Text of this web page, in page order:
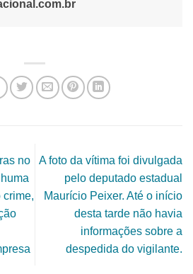
no
crime,
A foto da vítima foi divulgada
pelo deputado estadual
Maurício Peixer. Até o início
desta tarde não havia
informações sobre a
despedida do vigilante.